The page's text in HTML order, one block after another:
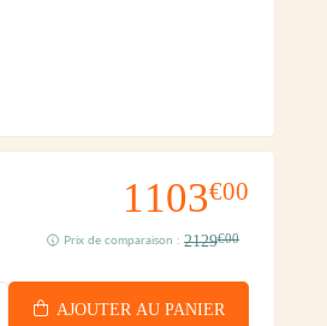
1103€00
Prix de comparaison : 2129€00
AJOUTER AU PANIER